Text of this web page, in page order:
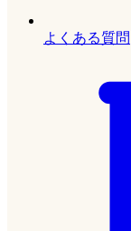
よくある質問